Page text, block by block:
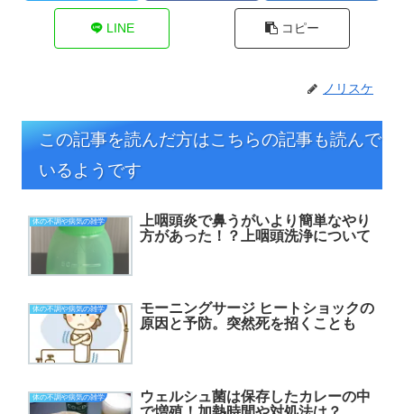
LINE コピー
ノリスケ
この記事を読んだ方はこちらの記事も読んで
いるようです
体の不調や病気の雑学
上咽頭炎で鼻うがいより簡単なやり
方があった！？上咽頭洗浄について
体の不調や病気の雑学
モーニングサージ ヒートショックの
原因と予防。突然死を招くことも
体の不調や病気の雑学
ウェルシュ菌は保存したカレーの中